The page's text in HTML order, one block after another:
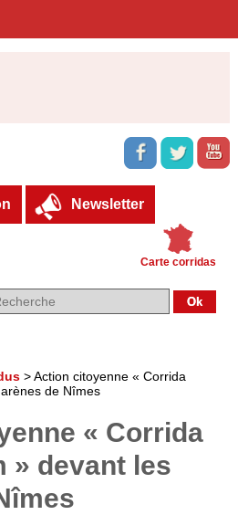
Newsletter
Carte corridas
>Action citoyenne « Corrida
de Nîmes
« Corrida
» devant les